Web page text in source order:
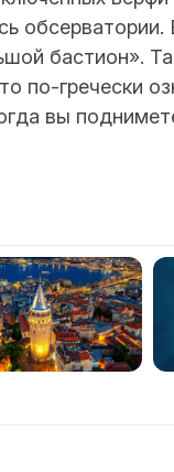
бастион».
по-гречески
вы